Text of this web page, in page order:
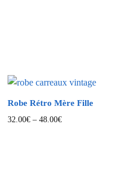
Robe Rétro Mère Fille
32.00€– 48.00€